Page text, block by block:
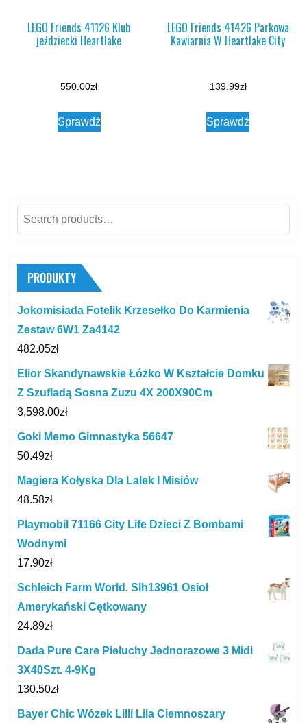
LEGO Friends 41126 Klub
jeździecki Heartlake
550.00zł
Sprawdź
LEGO Friends 41426 Parkowa
Kawiarnia W Heartlake City
139.99zł
Sprawdź
Search
for:
PRODUKTY
Jokomisiada Fotelik Krzesełko Do Karmienia
Zestaw 6W1 Za4142
482.05zł
Elior Skandynawskie Łóżko W Kształcie Domku
Z Szufladą Sosna Zuzu 4X 200X90Cm
3,598.00zł
Goki Memo Gimnastyka 56647
50.49zł
Magiera Kołyska Dla Lalek I Misiów
48.58zł
Playmobil 71166 City Life Dzieci Z Bombami
Wodnymi
17.90zł
Schleich Farm World. Slh13961 Osioł
Amerykański Cętkowany
24.89zł
Dada Pure Care Pieluchy Jednorazowe 3 Midi
3X40Szt. 4‑9Kg
130.50zł
Bayer Chic Wózek Lilli Lila Ciemnoszary